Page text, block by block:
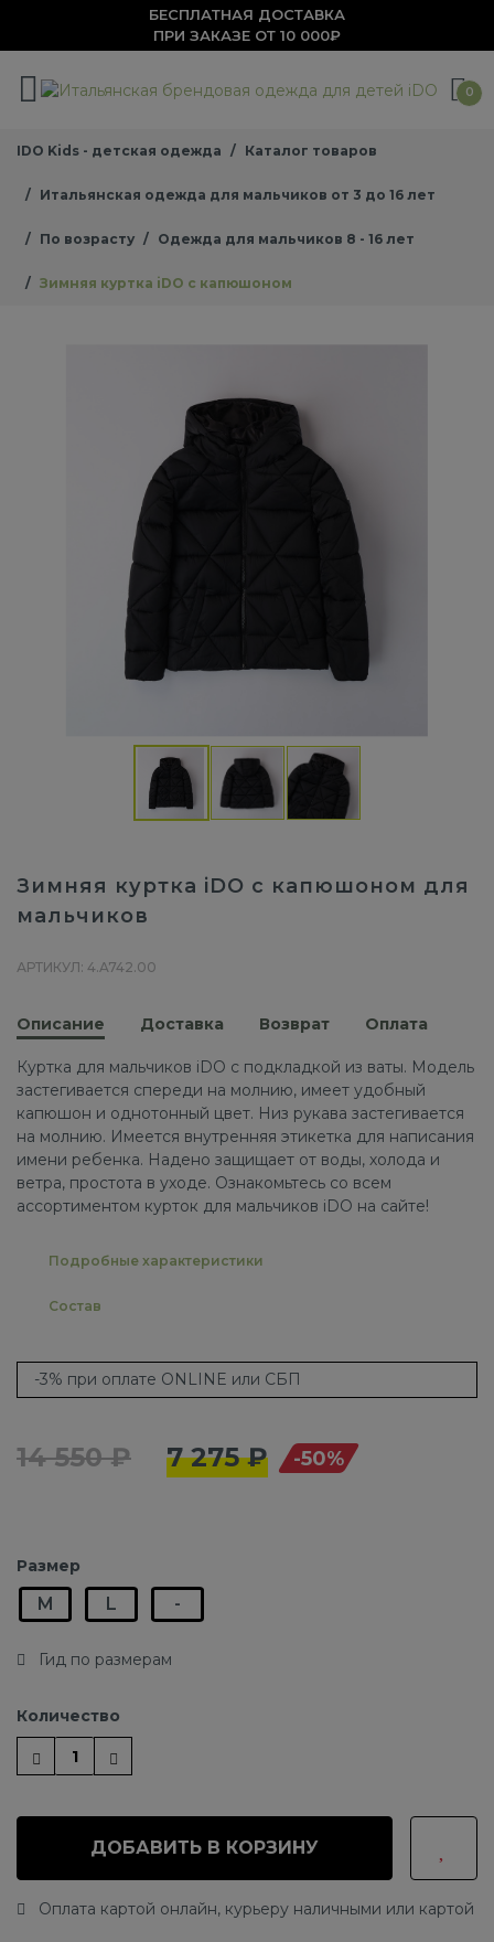
БЕСПЛАТНАЯ ДОСТАВКА
ПРИ ЗАКАЗЕ ОТ 10 000₽
0
IDO Kids - детская одежда Каталог товаров
Итальянская одежда для мальчиков от 3 до 16 лет
По возрасту Одежда для мальчиков 8 - 16 лет
Зимняя куртка iDO с капюшоном
Зимняя куртка iDO с капюшоном для
мальчиков
АРТИКУЛ: 4.A742.00
Описание Доставка Возврат Оплата
Куртка для мальчиков iDO с подкладкой из ваты. Модель
застегивается спереди на молнию, имеет удобный
капюшон и однотонный цвет. Низ рукава застегивается
на молнию. Имеется внутренняя этикетка для написания
имени ребенка. Надено защищает от воды, холода и
ветра, простота в уходе. Ознакомьтесь со всем
ассортиментом курток для мальчиков iDO на сайте!
Подробные характеристики
Состав
-3% при оплате ONLINE или СБП
14 550 ₽ 7 275 ₽ -50%
Размер
M L -
Гид по размерам
Количество
ДОБАВИТЬ В КОРЗИНУ
Оплата картой онлайн, курьеру наличными или картой